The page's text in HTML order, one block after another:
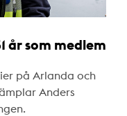
år som medlem
på Arlanda och
Anders